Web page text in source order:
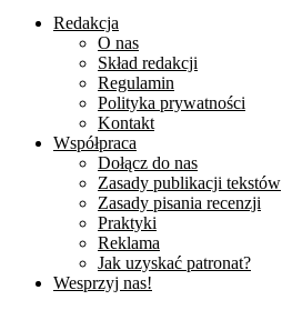
Redakcja
O nas
Skład redakcji
Regulamin
Polityka prywatności
Kontakt
Współpraca
Dołącz do nas
Zasady publikacji tekstów
Zasady pisania recenzji
Praktyki
Reklama
Jak uzyskać patronat?
Wesprzyj nas!